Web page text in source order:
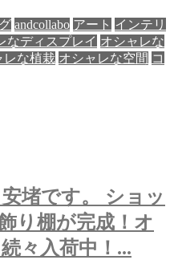
andcollabo アート インテリ
なディスプレイ オシャレな
レな植栽 オシャレな空間 コ
堵です。 ショッ
り棚が完成！オ
々入荷中！...